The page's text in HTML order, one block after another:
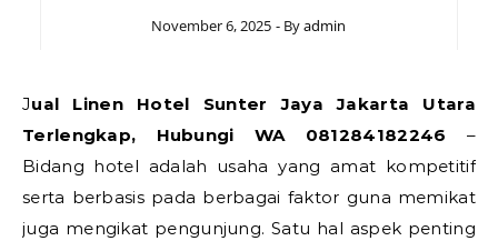
November 6, 2025 - Byadmin
Jual Linen Hotel Sunter Jaya Jakarta Utara
Terlengkap, Hubungi WA 081284182246 –
Bidang hotel adalah usaha yang amat kompetitif
serta berbasis pada berbagai faktor guna memikat
juga mengikat pengunjung. Satu hal aspek penting